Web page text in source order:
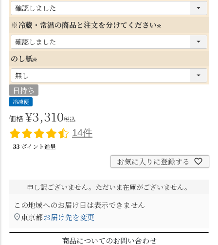
(
必
)
※冷蔵・常温の商品と注文を分けてください
必
のし紙
必
須
日持ち
冷凍便
価格¥3,310税込
14件
33 ポイント進呈
お気に入りに登録する
申し訳ございません。ただいま在庫がございません。
この地域へのお届け日は表示できません
東京都お届け先を変更
商品についてのお問い合わせ